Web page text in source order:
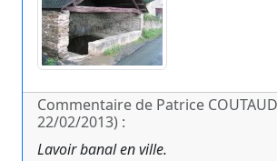
Commentaire de Patrice
22/02/2013) :
Lavoir banal en ville.